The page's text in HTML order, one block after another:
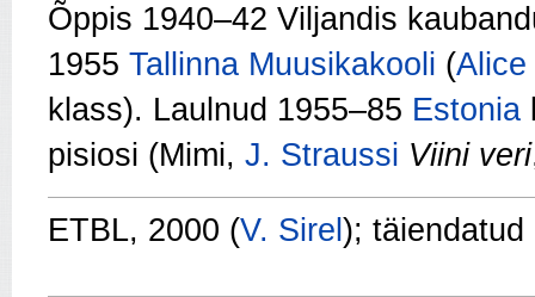
Õppis 1940–42 Viljandis
1955 Tallinna Muusikakooli (Alice
klass). Laulnud 1955–85 Estonia
pisiosi (Mimi, J. Straussi Viini veri
ETBL, 2000 (V. Sirel ); täiendatud